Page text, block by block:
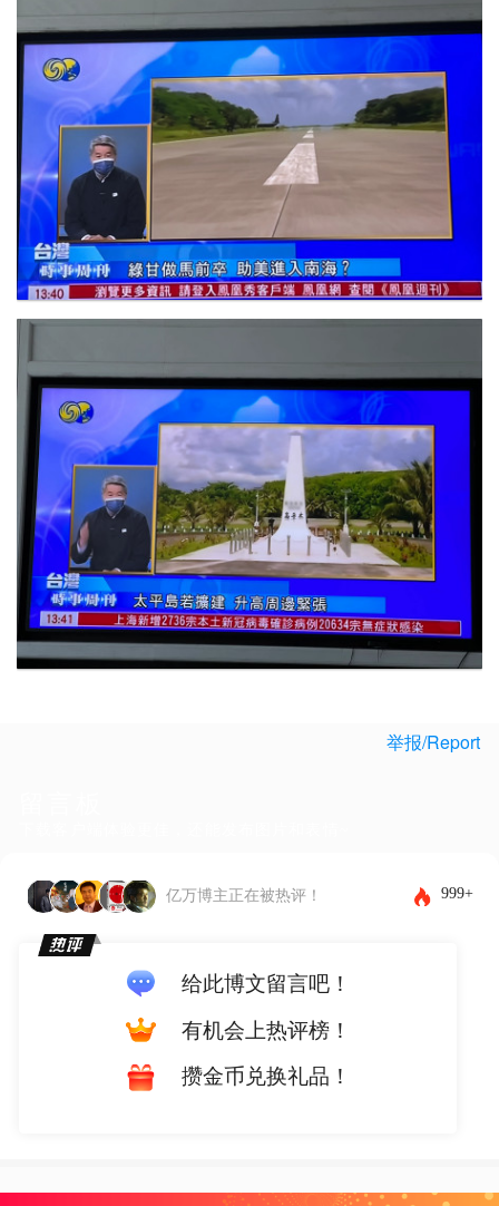
举报/Report
亿万博主正在被热评！ 999+
给此博文留言吧！
有机会上热评榜！
攒金币兑换礼品！